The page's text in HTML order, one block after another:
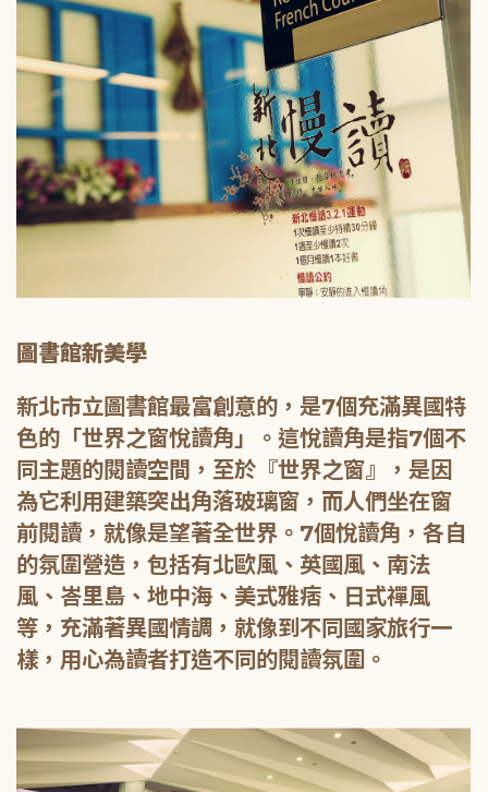
圖書館新美學
新北市立圖書館最富創意的，是7個充滿異國特
色的「世界之窗悅讀角」。這悅讀角是指7個不
同主題的閱讀空間，至於『世界之窗』，是因
為它利用建築突出角落玻璃窗，而人們坐在窗
前閱讀，就像是望著全世界。7個悅讀角，各自
的氛圍營造，包括有北歐風、英國風、南法
風、峇里島、地中海、美式雅痞、日式禪風
等，充滿著異國情調，就像到不同國家旅行一
樣，用心為讀者打造不同的閱讀氛圍。